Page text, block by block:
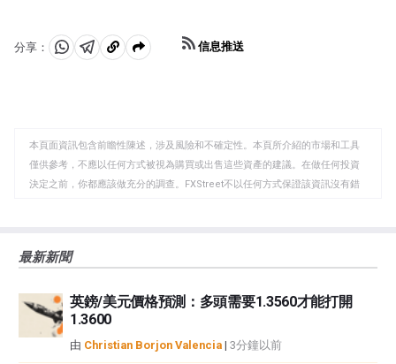
分享：
分 分 複
板
信息推送
本頁面資訊包含前瞻性陳述，涉及風險和不確定性。本頁所介紹的市場和工具
僅供參考，不應以任何方式被視為購買或出售這些資產的建議。在做任何投資
決定之前，你都應該做充分的調查。FXStreet不以任何方式保證該資訊沒有錯
觀點，並不代表FXStreet或其廣告商的官方政策或立場。作者不對本頁連結的
如果文章正文中沒有明確提到，在撰寫本文時，作者在本文中提到的任何股票
中都沒有頭寸，也沒有與文中提到的任何公司有業務關係。除了FXStreet，作
者沒有收到撰寫這篇文章的報酬。
最新新聞
英鎊/美元價格預測：多頭需要1.3560才能打開
1.3600
由 Christian Borjon Valencia | 3分鐘以前